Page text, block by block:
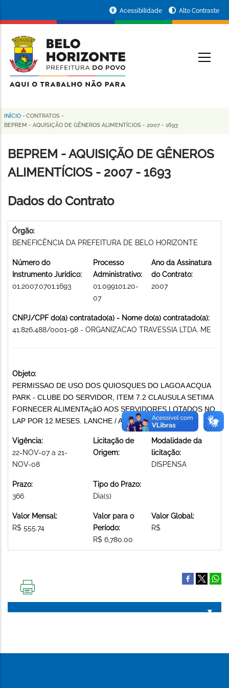
conteúdo
principal
da
Prefeitura
de
Horizonte
Acessibilidade Alto Contraste
Trilha
navegação
INÍCIO - CONTRATOS -
BEPREM - AQUISIÇÃO DE GÊNEROS ALIMENTÍCIOS - 2007 - 1693
BEPREM - AQUISIÇÃO DE GÊNEROS
ALIMENTÍCIOS - 2007 - 1693
Dados do Contrato
Órgão:
BENEFICÊNCIA DA PREFEITURA DE BELO HORIZONTE
Número do
Instrumento Jurídico:
01.2007.0701.1693
Processo
Administrativo:
01.099101.20-
07
Ano da Assinatura
do Contrato:
2007
CNPJ/CPF do(a) contratado(a) - Nome do(a) contratado(a):
41.826.488/0001-98 - ORGANIZACAO TRAVESSIA LTDA. ME
Objeto:
PERMISSAO DE USO DOS QUIOSQUES DO LAGOA ACQUA
PARK - CLUBE DO SERVIDOR, ITEM 7.2 CLAUSULA SETIMA
FORNECER ALIMENTAçãO AOS SERVIDORES LOTADOS NO
LAP POR 12 MESES. LANCHE / ALIMENTAÇÃO
Vigência:
22-NOV-07 a 21-
NOV-08
Licitação de
Origem:
Modalidade da
licitação:
DISPENSA
Prazo:
366
Tipo do Prazo:
Dia(s)
Valor Mensal:
R$ 555.74
Valor para o
Período:
R$ 6,780.00
Valor Global:
R$
PÁGINA